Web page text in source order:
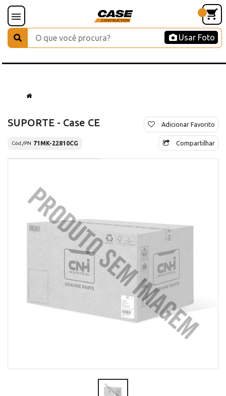
Usar Foto
SUPORTE - Case CE
Cód./PN 71MK-22810CG
Adicionar Favorito
Compartilhar